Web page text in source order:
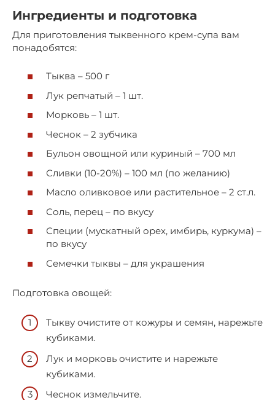
Ингредиенты и подготовка
Для приготовления тыквенного крем-супа вам
понадобятся:
Тыква – 500 г
Лук репчатый – 1 шт.
Морковь – 1 шт.
Чеснок – 2 зубчика
Бульон овощной или куриный – 700 мл
Сливки (10-20%) – 100 мл (по желанию)
Масло оливковое или растительное – 2 ст.л.
Соль, перец – по вкусу
Специи (мускатный орех, имбирь, куркума) –
по вкусу
Семечки тыквы – для украшения
Подготовка овощей:
Тыкву очистите от кожуры и семян, нарежьте
кубиками.
Лук и морковь очистите и нарежьте
кубиками.
Чеснок измельчите.